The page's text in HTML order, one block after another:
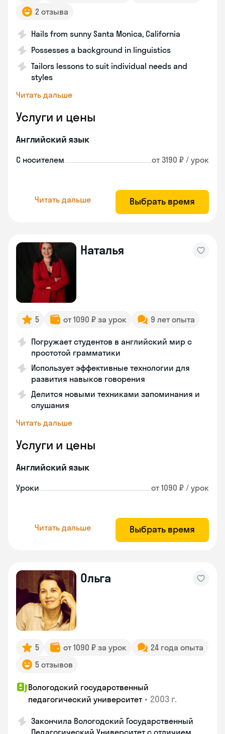
2 отзыва
Hails from sunny Santa Monica, California
Possesses a background in linguistics
Tailors lessons to suit individual needs and
styles
Читать дальше
Услуги и цены
Английский язык
С носителем от 3190 ₽ / урок
Читать дальше Выбрать время
Наталья
5 от 1090 ₽ за урок 9 лет опыта
Погружает студентов в английский мир с
простотой грамматики
Использует эффективные технологии для
развития навыков говорения
Делится новыми техниками запоминания и
слушания
Читать дальше
Услуги и цены
Английский язык
Уроки от 1090 ₽ / урок
Читать дальше Выбрать время
Ольга
5 от 1090 ₽ за урок
24 года опыта
5 отзывов
Вологодский государственный
педагогический университет • 2003 г.
Закончила Вологодский Государственный
Педагогический Университет с отличием